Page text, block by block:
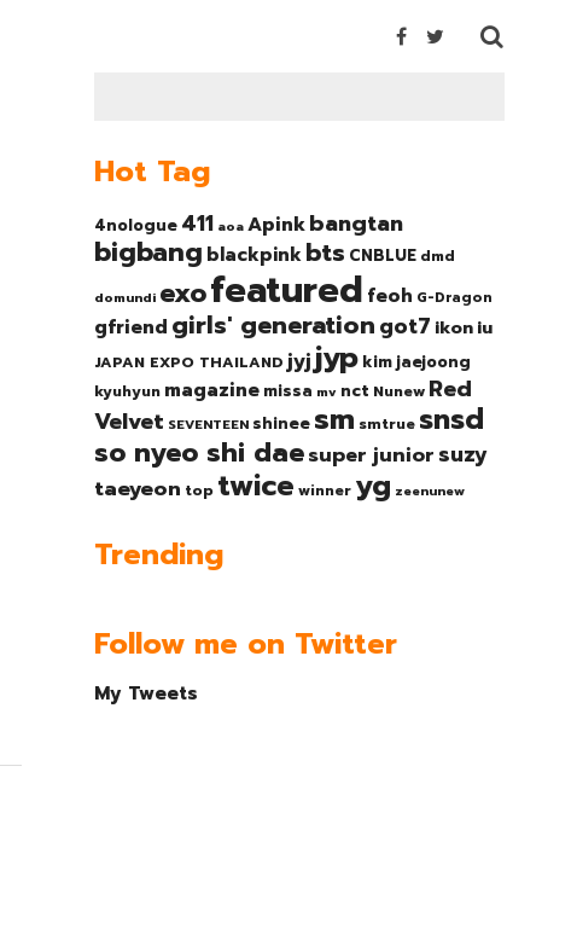
Hot Tag
4nologue 411 aoaApinkbangtan
bigbang blackpinkbts CNBLUE dmd
domundi exofeatured feoh G-Dragon
gfriend girls' generationgot7 ikoniu
JAPAN EXPO THAILAND jyjjyp kim jaejoong
kyuhyun magazine missa mv nct Nunew Red
Velvet SEVENTEEN shinee sm smtrue snsd
so nyeo shi daesuper junior suzy
taeyeon top twice winner yg zeenunew
Trending
Follow me on Twitter
My Tweets